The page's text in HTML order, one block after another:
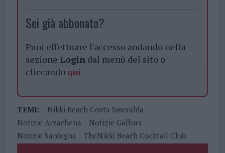
Sei già abbonato?
Puoi effettuare l'accesso andando nella
sezione Logindal menù del sito o
cliccando qui
TEMI:
Nikki Beach Costa Smeralda
Notizie Arzachena
Notizie Gallura
Notizie Sardegna
TheNikki Beach Cocktail Club